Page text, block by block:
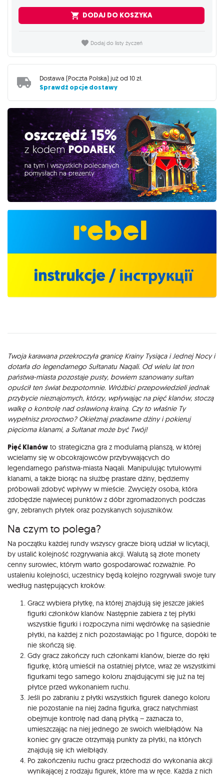
DODAJ DO KOSZYKA
Dodaj do listy życzeń
Dostawa (Poczta Polska) już od 10 zł
Sprawdź opcje dostawy
Opis
Twoja karawana przekroczyła granicę Krainy Tysiąca i Jednej Nocy i
dotarła do legendarnego Sułtanatu Naqali. Od wielu lat tron
państwa-miasta pozostaje pusty, bowiem szanowany sułtan
opuścił ten świat bezpotomnie. Wróżbici przepowiedzieli jednak
przybycie nieznajomych, którzy, wpływając na pięć klanów, stoczą
walkę o kontrolę nad osławioną krainą. Czy to właśnie Ty
wypełnisz proroctwo? Okiełznaj pradawne dżiny i pokieruj
pięcioma klanami, a Sułtanat może być Twój!
Pięć Klanów to strategiczna gra z modularną planszą, w której
wcielamy się w obcokrajowców przybywających do
legendarnego państwa-miasta Naqali. Manipulując tytułowymi
klanami, a także biorąc na służbę prastare dżiny, będziemy
próbowali zdobyć wpływy w mieście. Zwycięży osoba, która
zdobędzie najwiecej punktów z dóbr zgromadzonych podczas
gry, zebranych płytek oraz pozyskanych sojuszników.
Na czym to polega?
Na początku każdej rundy wszyscy gracze biorą udział w licytacji,
by ustalić kolejność rozgrywania akcji. Walutą są złote monety
cenny surowiec, którym warto gospodarować rozważnie. Po
ustaleniu kolejności, uczestnicy będą kolejno rozgrywali swoje tury
według następujących kroków:
Gracz wybiera płytkę, na której znajdują się jeszcze jakieś
figurki członków klanów. Następnie zabiera z tej płytki
wszystkie figurki i rozpoczyna nimi wędrówkę na sąsiednie
płytki, na każdej z nich pozostawiając po 1 figurce, dopóki te
nie skończą się.
Gdy gracz zakończy ruch członkami klanów, bierze do ręki
figurkę, którą umieścił na ostatniej płytce, wraz ze wszystkimi
figurkami tego samego koloru znajdującymi się już na tej
płytce przed wykonaniem ruchu.
Jeśli po zabraniu z płytki wszystkich figurek danego koloru
nie pozostanie na niej żadna figurka, gracz natychmiast
obejmuje kontrolę nad daną płytką – zaznacza to,
umieszczając na niej jednego ze swoich wielbłądów. Na
koniec gry gracze otrzymają punkty za płytki, na których
znajdują się ich wielbłądy.
Po zakończeniu ruchu gracz przechodzi do wykonania akcji
wynikającej z rodzaju figurek, które ma w ręce. Każda z nich